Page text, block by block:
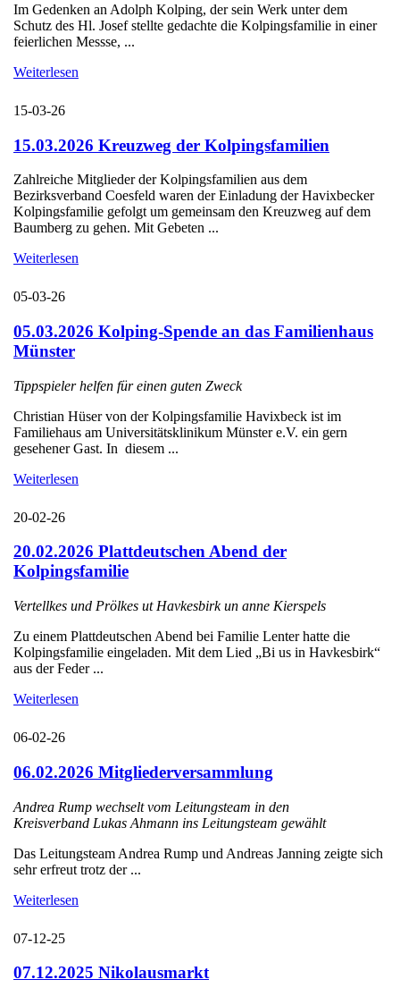
Im Gedenken an Adolph Kolping, der sein Werk unter dem
Schutz des Hl. Josef stellte gedachte die Kolpingsfamilie in einer
feierlichen Messse, ...
Weiterlesen
15-03-26
15.03.2026 Kreuzweg der Kolpingsfamilien
Zahlreiche Mitglieder der Kolpingsfamilien aus dem
Bezirksverband Coesfeld waren der Einladung der Havixbecker
Kolpingsfamilie gefolgt um gemeinsam den Kreuzweg auf dem
Baumberg zu gehen. Mit Gebeten ...
Weiterlesen
05-03-26
05.03.2026 Kolping-Spende an das Familienhaus
Münster
Tippspieler helfen für einen guten Zweck
Christian Hüser von der Kolpingsfamilie Havixbeck ist im
Familiehaus am Universitätsklinikum Münster e.V. ein gern
gesehener Gast. In diesem ...
Weiterlesen
20-02-26
20.02.2026 Plattdeutschen Abend der
Kolpingsfamilie
Vertellkes und Prölkes ut Havkesbirk un anne Kierspels
Zu einem Plattdeutschen Abend bei Familie Lenter hatte die
Kolpingsfamilie eingeladen. Mit dem Lied „Bi us in Havkesbirk“
aus der Feder ...
Weiterlesen
06-02-26
06.02.2026 Mitgliederversammlung
Andrea Rump wechselt vom Leitungsteam in den
Kreisverband Lukas Ahmann ins Leitungsteam gewählt
Das Leitungsteam Andrea Rump und Andreas Janning zeigte sich
sehr erfreut trotz der ...
Weiterlesen
07-12-25
07.12.2025 Nikolausmarkt